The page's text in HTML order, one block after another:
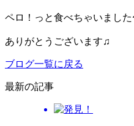
ペロ！っと食べちゃいました
ありがとうございます♫
ブログ一覧に戻る
最新の記事